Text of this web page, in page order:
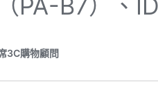
PA-B7）、
3C購物顧問